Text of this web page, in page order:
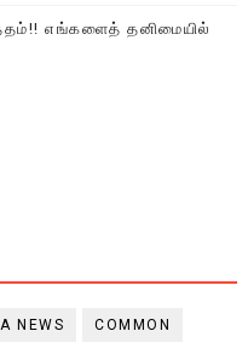
எங்களைத் தனிமையில்
NEWS COMMON